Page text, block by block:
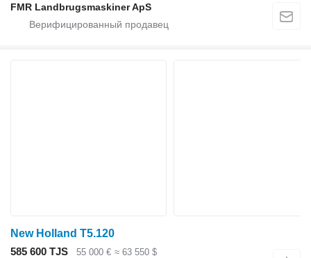
FMR Landbrugsmaskiner ApS
New Holland T5.120
585 600 TJS
55 000 € ≈ 63 550 $